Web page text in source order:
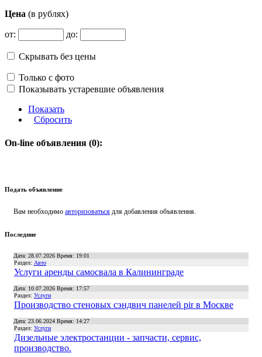
Цена (в рублях)
от: до:
Скрывать без цены
Только с фото
Показывать устаревшие объявления
Показать
Сбросить
On-line объявления (0):
Подать объявление
Вам необходимо авторизоваться для добавления объявления.
Последние
Дата: 28.07.2026 Время: 19:01
Раздел: Авто
Услуги аренды самосвала в Калининграде
Дата: 10.07.2026 Время: 17:57
Раздел: Услуги
Производство стеновых сэндвич панелей pir в Москве
Дата: 23.06.2024 Время: 14:27
Раздел: Услуги
Дизельные электростанции - запчасти, сервис,
производство.